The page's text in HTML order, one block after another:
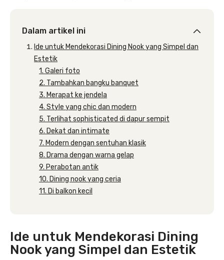
Dalam artikel ini
Ide untuk Mendekorasi Dining Nook yang Simpel dan
Estetik
1. Galeri foto
2. Tambahkan bangku banquet
3. Merapat ke jendela
4. Style yang chic dan modern
5. Terlihat sophisticated di dapur sempit
6. Dekat dan intimate
7. Modern dengan sentuhan klasik
8. Drama dengan warna gelap
9. Perabotan antik
10. Dining nook yang ceria
11. Di balkon kecil
Ide untuk Mendekorasi Dining
Nook yang Simpel dan Estetik